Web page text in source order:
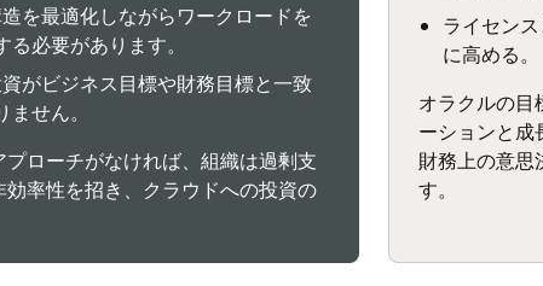
を最適化しながらワークロードを
必要があります。
がビジネス目標や財務目標と一致
せん。
ローチがなければ、組織は過剰支
率性を招き、クラウドへの投資の
ライセン
に高める。
オラクルの目
ーションと成
財務上の意思
す。